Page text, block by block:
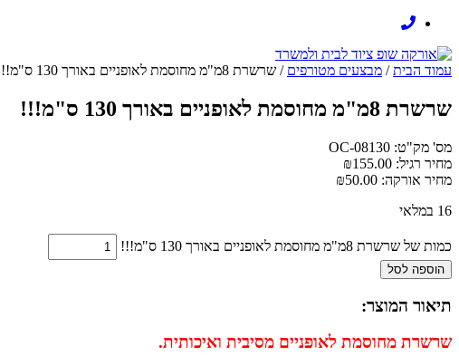
עמוד הבית/ מבצעים מטורפים / שרשרת 8מ"מ מחוסמת לאופניים באורך 130 ס"מ!!!
שרשרת 8מ"מ מחוסמת לאופניים באורך 130 ס"מ!!!
מס' מק"ט: OC-08130
מחיר רגיל:
₪155.00
מחיר אורקה:
₪50.00
16 במלאי
כמות של שרשרת 8מ"מ מחוסמת לאופניים באורך 130 ס"מ!!!
הוספה לסל
תיאור המוצר:
שרשרת מחוסמת לאופניים מסיבית ואיכותית.